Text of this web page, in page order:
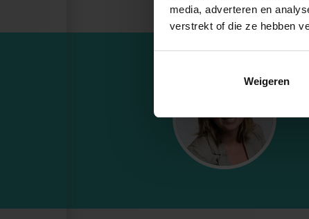
media, adverteren en
verstrekt of die ze hebben
Weigeren